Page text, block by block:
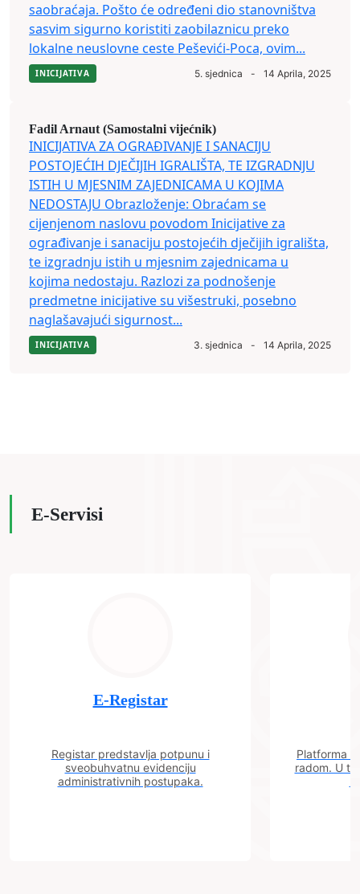
saobraćaja. Pošto će određeni dio stanovništva
sasvim sigurno koristiti zaobilaznicu preko
lokalne neuslovne ceste Peševići-Poca, ovim...
INICIJATIVA 5. sjednica - 14 Aprila, 2025
Fadil Arnaut (Samostalni vijećnik)
INICIJATIVA ZA OGRAĐIVANJE I SANACIJU
POSTOJEĆIH DJEČIJIH IGRALIŠTA, TE IZGRADNJU
ISTIH U MJESNIM ZAJEDNICAMA U KOJIMA
NEDOSTAJU Obrazloženje: Obraćam se
cijenjenom naslovu povodom Inicijative za
ograđivanje i sanaciju postojećih dječijih igrališta,
te izgradnju istih u mjesnim zajednicama u
kojima nedostaju. Razlozi za podnošenje
predmetne inicijative su višestruki, posebno
naglašavajući sigurnost...
INICIJATIVA 3. sjednica - 14 Aprila, 2025
E-Servisi
E-Registar
Registar predstavlja potpunu i
sveobuhvatnu evidenciju
administrativnih postupaka.
Platforma
radom. U